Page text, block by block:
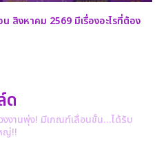
สิงหาคม 2569 มีเรื่องอะไรที่ต้อง
ด
งงานพุ่ง! มีเกณฑ์เลื่อนขั้น…ได้รับ
ญ่!!